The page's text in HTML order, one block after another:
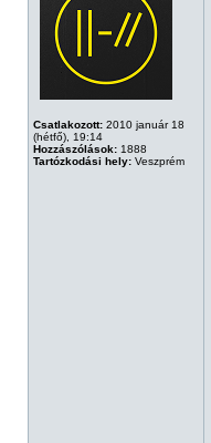
Csatlakozott: 2010 január 18
(hétfő), 19:14
Hozzászólások: 1888
Tartózkodási hely: Veszprém